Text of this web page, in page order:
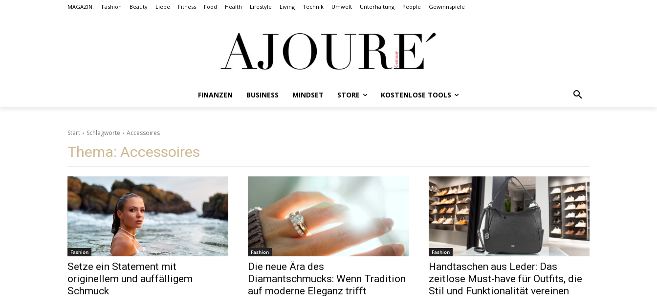
MAGAZIN: Fashion Beauty Liebe Fitness Food Health Lifestyle Living Technik Umwelt Unterhaltung People Gewinnspiele
FINANZEN BUSINESS MINDSET STORE KOSTENLOSE TOOLS
Start Schlagworte Accessoires
Thema: Accessoires
Fashion
Setze ein Statement mit
originellem und auffälligem
Schmuck
Fashion
Die neue Ära des
Diamantschmucks: Wenn Tradition
auf moderne Eleganz trifft
Fashion
Handtaschen aus Leder: Das
zeitlose Must-have für Outfits, die
Stil und Funktionalität vereinen